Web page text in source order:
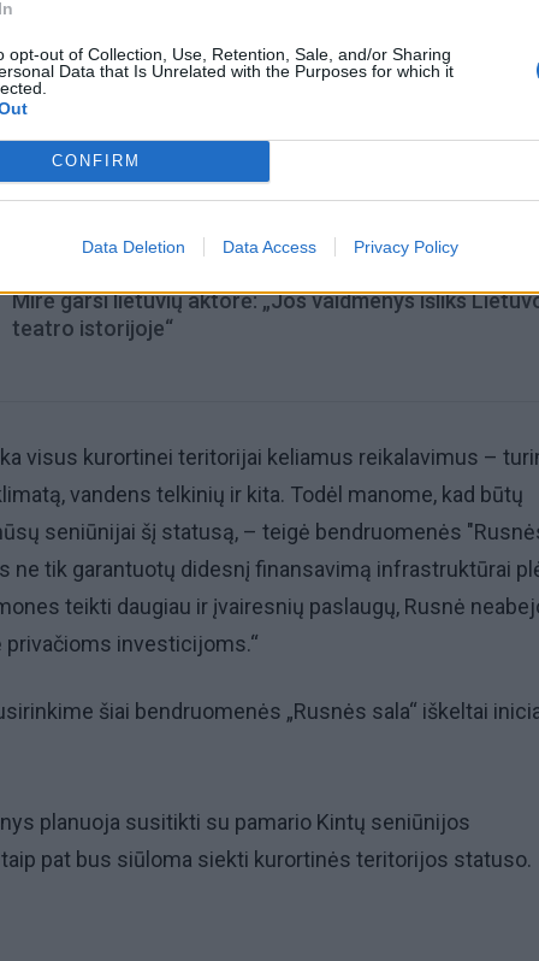
opt-out of Collection, Use, Retention, Sale, and/or Sharing
Data that Is Unrelated with the Purposes for which it
CONFIRM
Data Deletion Data Access Privacy Policy
Aiškiaregės pranašystė: numatė katastrofišką karo
Mirė garsi lietuvių aktorė: „Jos vaidmenys išliks
teatro istorijoje“
visus kurortinei teritorijai keliamus reikalavimus –
vandens telkinių ir kita. Todėl manome, kad būtų
seniūnijai šį statusą, – teigė bendruomenės
ne tik garantuotų didesnį finansavimą infrastruktūrai
teikti daugiau ir įvairesnių paslaugų, Rusnė
investicijoms.“
šiai bendruomenės „Rusnės sala“ iškeltai
planuoja susitikti su pamario Kintų seniūnijos
pat bus siūloma siekti kurortinės teritorijos statuso.